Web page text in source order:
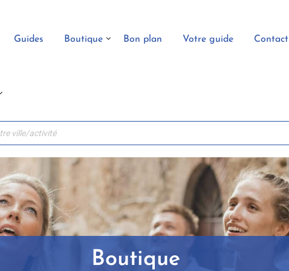
Guides Boutique Bon plan Votre guide Contact
Boutique